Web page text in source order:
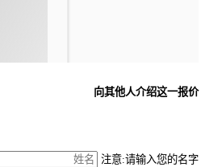
向其他人介绍这一报价
注意:请输入您的名字！